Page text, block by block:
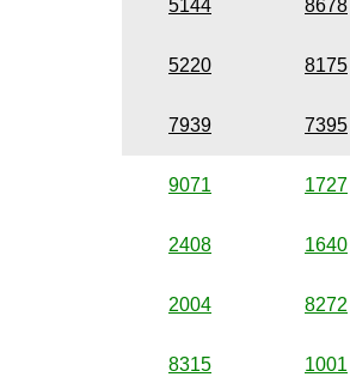
5144 8678
5220 8175
7939 7395
9071 1727
2408 1640
2004 8272
8315 1001